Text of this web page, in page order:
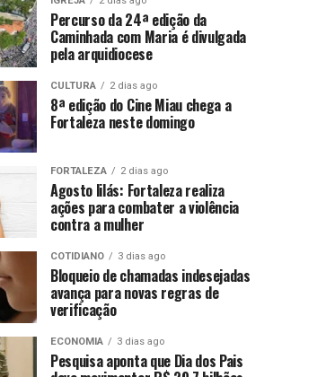
Percurso da 24ª edição da
Caminhada com Maria é divulgada
pela arquidiocese
CULTURA 2 dias ago
8ª edição do Cine Miau chega a
Fortaleza neste domingo
FORTALEZA 2 dias ago
Agosto lilás: Fortaleza realiza
ações para combater a violência
contra a mulher
COTIDIANO 3 dias ago
Bloqueio de chamadas indesejadas
avança para novas regras de
verificação
ECONOMIA 3 dias ago
Pesquisa aponta que Dia dos Pais